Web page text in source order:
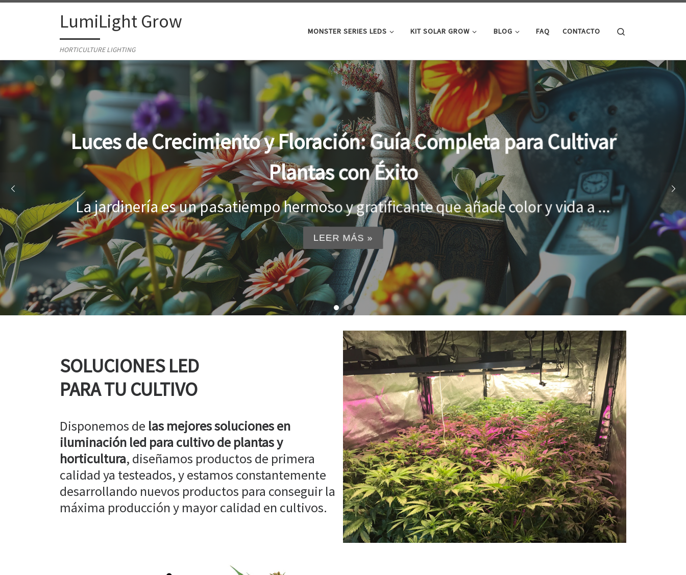
Skip to contentLumiLight Grow
HORTICULTURE LIGHTING
MONSTER SERIES LEDS KIT SOLAR GROW BLOG FAQ CONTACTO
Lámparas para indoor: la clave para un crecimiento óptimo de
tus plantas
Al cultivar plantas en el interior, es importante proporcionar el entorno adecuado
...
LEER MÁS »
SOLUCIONES LED
PARA TU CULTIVO
Disponemos de las mejores soluciones en
iluminación led para cultivo de plantas y
horticultura, diseñamos productos de primera
calidad ya testeados, y estamos constantemente
desarrollando nuevos productos para conseguir la
máxima producción y mayor calidad en cultivos.